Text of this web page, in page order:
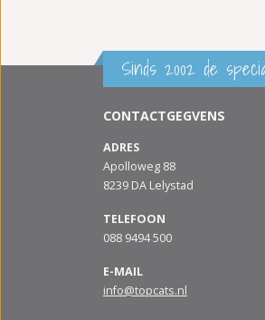
Sinds 2002 de
CONTACTGEGVENS
ADRES
Apolloweg 88
8239 DA Lelystad
TELEFOON
088 9494 500
E-MAIL
info@topcats.nl